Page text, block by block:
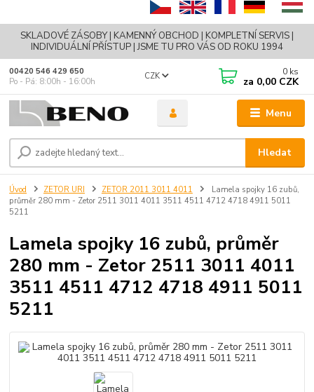
SKLADOVÉ ZÁSOBY | KAMENNÝ OBCHOD | KOMPLETNÍ SERVIS |
INDIVIDUÁLNÍ PŘÍSTUP | JSME TU PRO VÁS OD ROKU 1994
Menu
CZK
Hledat
00420 546 429 650
Po - Pá: 8:00h - 16:00h
0 ks
za 0,00 CZK
Úvod ZETOR URI ZETOR 2011 3011 4011
Lamela spojky 16 zubů,
průměr 280 mm - Zetor 2511 3011 4011 3511 4511 4712 4718 4911 5011
5211
Lamela spojky 16 zubů, průměr
280 mm - Zetor 2511 3011 4011
3511 4511 4712 4718 4911 5011
5211